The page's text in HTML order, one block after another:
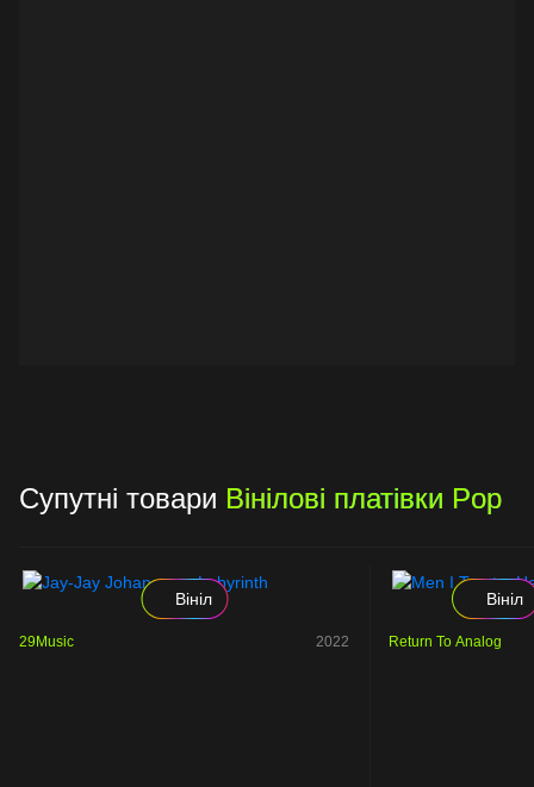
Супутні товари Вінілові платівки Pop
Вініл
29Music 2022
Вініл
Return To Analog